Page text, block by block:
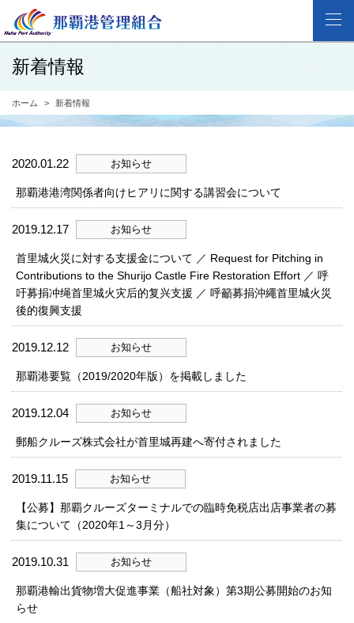
新着情報
ホーム 新着情報
2020.01.22 お知らせ
那覇港港湾関係者向けヒアリに関する講習会について
2019.12.17 お知らせ
首里城火災に対する支援金について ／ Request for Pitching in
Contributions to the Shurijo Castle Fire Restoration Effort ／ 呼
吁募捐冲绳首里城火灾后的复兴支援 ／ 呼籲募捐沖繩首里城火災
後的復興支援
2019.12.12 お知らせ
那覇港要覧（2019/2020年版）を掲載しました
2019.12.04 お知らせ
郵船クルーズ株式会社が首里城再建へ寄付されました
2019.11.15 お知らせ
【公募】那覇クルーズターミナルでの臨時免税店出店事業者の募
集について（2020年1～3月分）
2019.10.31 お知らせ
那覇港輸出貨物増大促進事業（船社対象）第3期公募開始のお知
らせ